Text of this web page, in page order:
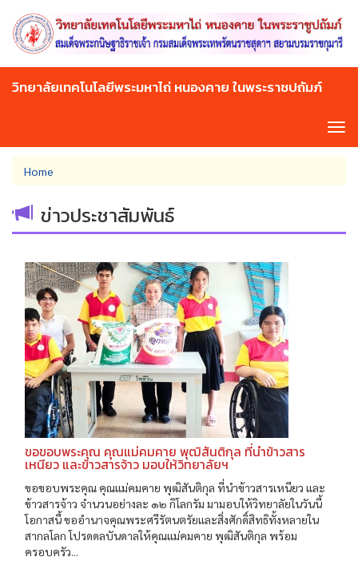
main
content
วิทยาลัยเทคโนโลยีพระมหาไถ่ หนองคาย ในพระราชปถัมภ์
You
are
here
Home
ข่าวประชาสัมพันธ์
ขอขอบพระคุณ คุณแม่คมคาย พุฒิสันติกุล ที่นำข้าวสาร
เหนียว และข้าวสารจ้าว มอบให้วิทยาลัยฯ
ขอขอบพระคุณ คุณแม่คมคาย พุฒิสันติกุล ที่นำข้าวสารเหนียว และ
ข้าวสารจ้าว จำนวนอย่างละ ๑๒ กิโลกรัม มามอบให้วิทยาลัยในวันนี้
โอกาสนี้ ขออำนาจคุณพระศรีรัตนตรัยและสิ่งศักดิ์สิทธิทั้งหลายใน
สากลโลก โปรดดลบันดาลให้คุณแม่คมคาย พุฒิสันติกุล พร้อม
ครอบครัว...